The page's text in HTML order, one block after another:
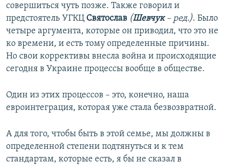
совершиться чуть позже. Также говорил и
предстоятель УГКЦ Святослав (Шевчук– ред.). Было
четыре аргумента, которые он приводил, что это не
ко времени, и есть тому определенные причины.
Но свои коррективы внесла война и происходящие
сегодня в Украине процессы вообще в обществе.
Один из этих процессов – это, конечно, наша
евроинтеграция, которая уже стала безвозвратной.
А для того, чтобы быть в этой семье, мы должны в
определенной степени подтянуться и к тем
стандартам, которые есть, я бы не сказал в